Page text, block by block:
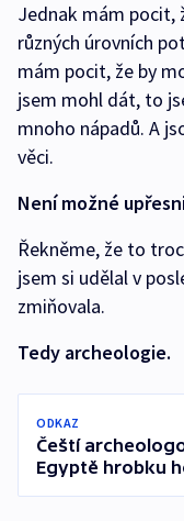
Jednak mám pocit,
různých úrovních
mám pocit, že by
jsem mohl dát, to
mnoho nápadů. A
věci.
Není možné
Řekněme, že to
jsem si udělal v
zmiňovala.
Tedy archeologie.
ODKAZ
Čeští
Egyptě hrobku